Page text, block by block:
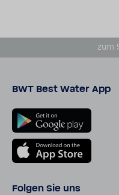
zum
BWT Best Water App
Folgen Sie uns